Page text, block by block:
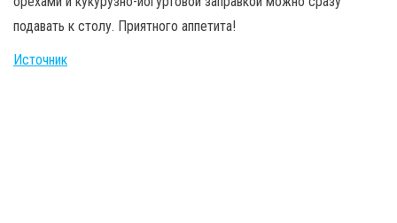
подавать к столу. Приятного аппетита!
Источник